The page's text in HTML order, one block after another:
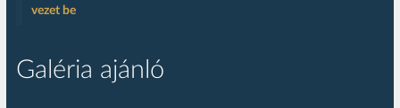
vezet be
Galéria ajánló